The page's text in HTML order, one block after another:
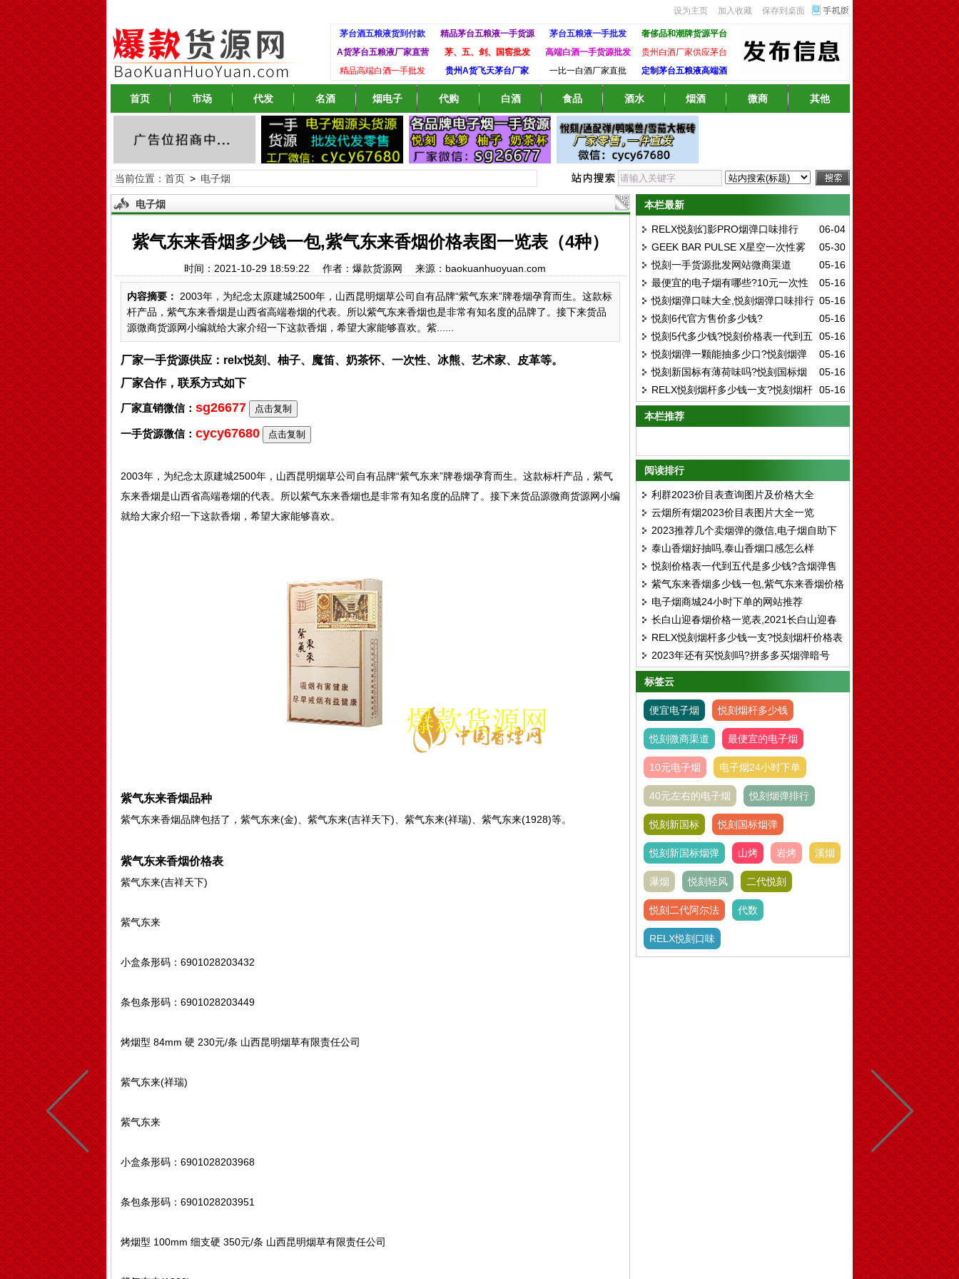
设为主页 加入收藏 保存到桌面
茅台酒五粮液货到付款 精品茅台五粮液一手货源 茅台五粮液一手批发
奢侈品和潮牌货源平台
A货茅台五粮液厂家直营
茅、五、剑、国窖批发 高端白酒一手货源批发
贵州白酒厂家供应茅台
精品高端白酒一手批发
贵州A货飞天茅台厂家 一比一白酒厂家直批 定制茅台五粮液高端酒
首页 市场 代发 名酒 烟电子 代购 白酒 食品 酒水 烟酒 微商 其他
当前位置： 首页> 电子烟
电子烟
紫气东来香烟多少钱一包,紫气东来香烟价格表图一览表（4种）
时间：2021-10-29 18:59:22 作者：爆款货源网 来源：baokuanhuoyuan.com
内容摘要：
2003年，为纪念太原建城2500年，山西昆明烟草公司自有品牌“紫气东来”牌卷烟孕育而生。这款标
杆产品，紫气东来香烟是山西省高端卷烟的代表。所以紫气东来香烟也是非常有知名度的品牌了。接下来货品
源微商货源网小编就给大家介绍一下这款香烟，希望大家能够喜欢。紫......
厂家一手货源供应：relx悦刻、柚子、魔笛、奶茶怀、一次性、冰熊、艺术家、皮革等。
厂家合作，联系方式如下
厂家直销微信： sg26677 点击复制
一手货源微信： cycy67680 点击复制
2003年，为纪念太原建城2500年，山西昆明烟草公司自有品牌“紫气东来”牌卷烟孕育而生。这款标杆产品，紫气
东来香烟是山西省高端卷烟的代表。所以紫气东来香烟也是非常有知名度的品牌了。接下来货品源微商货源网小编
就给大家介绍一下这款香烟，希望大家能够喜欢。
紫气东来香烟品种
紫气东来香烟品牌包括了，紫气东来(金)、紫气东来(吉祥天下)、紫气东来(祥瑞)、紫气东来(1928)等。
紫气东来香烟价格表
紫气东来(吉祥天下)
紫气东来
小盒条形码：6901028203432
条包条形码：6901028203449
烤烟型 84mm 硬 230元/条 山西昆明烟草有限责任公司
紫气东来(祥瑞)
紫气东来
小盒条形码：6901028203968
条包条形码：6901028203951
烤烟型 100mm 细支硬 350元/条 山西昆明烟草有限责任公司
本栏最新
06-04
RELX悦刻幻影PRO烟弹口味排行
榜，2026年最受欢迎口味评测
05-30
GEEK BAR PULSE X星空一次性雾
化,GEEK BAR PULSE X星空多少钱
05-16
悦刻一手货源批发网站微商渠道
05-16
最便宜的电子烟有哪些?10元一次性
电子烟
05-16
悦刻烟弹口味大全,悦刻烟弹口味排行
榜
05-16
悦刻6代官方售价多少钱?
05-16
悦刻5代多少钱?悦刻价格表一代到五
代
05-16
悦刻烟弹一颗能抽多少口?悦刻烟弹
可以用多长时间?
05-16
悦刻新国标有薄荷味吗?悦刻国标烟
弹口味排行榜
05-16
RELX悦刻烟杆多少钱一支?悦刻烟杆
价格表
本栏推荐
阅读排行
利群2023价目表查询图片及价格大全
云烟所有烟2023价目表图片大全一览
2023推荐几个卖烟弹的微信,电子烟自助下
单平台
泰山香烟好抽吗,泰山香烟口感怎么样
悦刻价格表一代到五代是多少钱?含烟弹售
价
紫气东来香烟多少钱一包,紫气东来香烟价格
表图一览表（4种）
电子烟商城24小时下单的网站推荐
长白山迎春烟价格一览表,2021长白山迎春
中支多少钱一盒
RELX悦刻烟杆多少钱一支?悦刻烟杆价格表
2023年还有买悦刻吗?拼多多买烟弹暗号
2023
标签云
便宜电子烟 悦刻烟杆多少钱
悦刻微商渠道 最便宜的电子烟
10元电子烟 电子烟24小时下单
40元左右的电子烟 悦刻烟弹排行
悦刻新国标 悦刻国标烟弹
悦刻新国标烟弹 山烤 岩烤 溪烟
瀑烟 悦刻轻风 二代悦刻
悦刻二代阿尔法 代数
RELX悦刻口味